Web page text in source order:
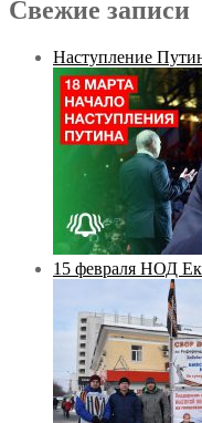
Свежие записи
Наступление
15 февраля НОД